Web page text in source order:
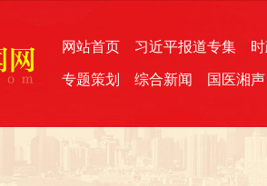
网站首页 习近平报道专集
专题策划 综合新闻 国医湘声